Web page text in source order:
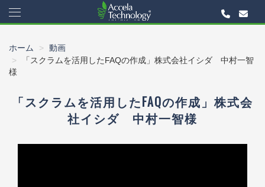
ホーム
動画
「スクラムを活用したFAQの作成」株式会社イシダ 中村一智
様
「スクラムを活用したFAQの作成」株式会
社イシダ 中村一智様